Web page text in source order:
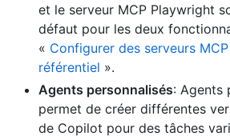
et le serveur MCP Playwright
défaut pour les deux
« Configurer des serveurs
référentiel ».
Agents personnalisés: Agents
permet de créer différentes
de Copilot pour des tâches